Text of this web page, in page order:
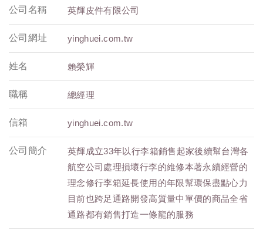
公司簡介
英輝成立33年以行李箱銷售起家後續幫台灣各
航空公司處理損壞行李的維修本著永續經營的
理念修行李箱延長使用的年限幫環保盡點心力
目前也跨足通路開發高質量中單價的商品全省
通路都有銷售打造一條龍的服務
姓名 賴榮輝
職稱 總經理
信箱 yinghuei.com.tw
公司名稱 英輝皮件有限公司
公司網址 yinghuei.com.tw